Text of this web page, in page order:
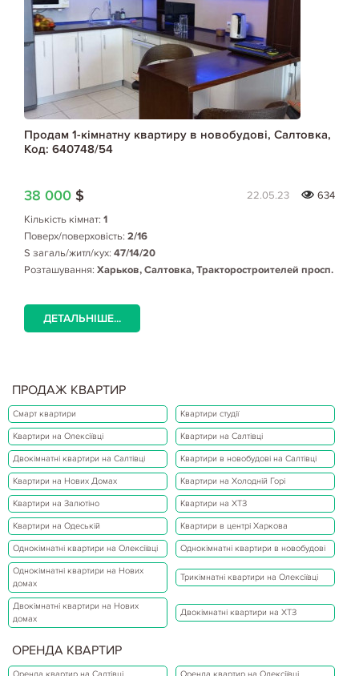
Продам 1-кімнатну квартиру в новобудові, Салтовка,
Код: 640748/54
38 000 $ 22.05.23
634
Кількість кімнат: 1
Поверх/поверховість: 2/16
S загаль/житл/кух: 47/14/20
Розташування: Харьков, Салтовка, Тракторостроителей просп.
ДЕТАЛЬНІШЕ...
ПРОДАЖ КВАРТИР
Смарт квартири Квартири студії
Квартири на Олексіївці Квартири на Салтівці
Двокімнатні квартири на Салтівці Квартири в новобудові на Салтівці
Квартири на Нових Домах Квартири на Холодній Горі
Квартири на Залютіно Квартири на ХТЗ
Квартири на Одеській Квартири в центрі Харкова
Однокімнатні квартири на Олексіївці Однокімнатні квартири в новобудові
Однокімнатні квартири на Нових
домах
Трикімнатні квартири на Олексіївці
Двокімнатні квартири на Нових
домах
Двокімнатні квартири на ХТЗ
ОРЕНДА КВАРТИР
Оренда квартир на Салтівці Оренда квартир на Олексіївці